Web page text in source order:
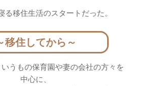
る移住生活のスタートだった。
移住してから～
うもの保育園や妻の会社の方々を
中心に、